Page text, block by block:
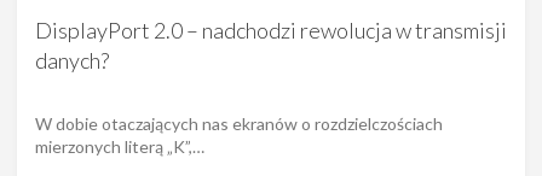
DisplayPort 2.0 – nadchodzi rewolucja w transmisji
danych?
W dobie otaczających nas ekranów o rozdzielczościach
mierzonych literą „K”,…